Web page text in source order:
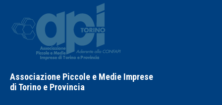
Associazione Piccole e Medie Imprese
di Torino e Provincia